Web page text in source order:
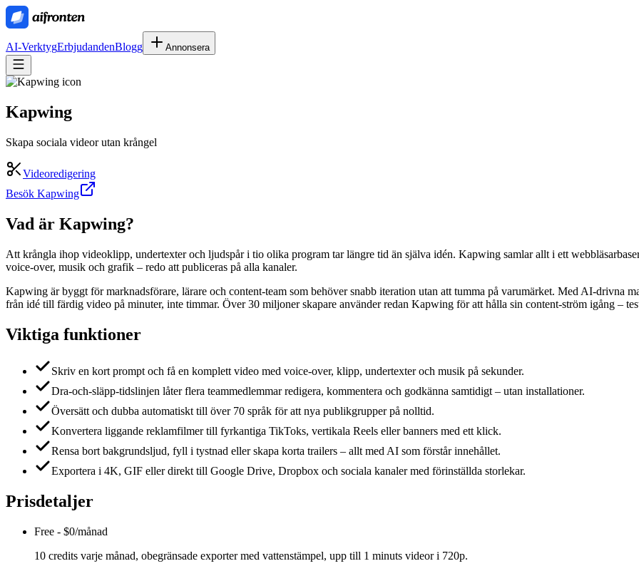
AI-VerktygErbjudandenBlogg Annonsera
Kapwing
Skapa sociala videor utan krångel
Videoredigering
Besök Kapwing
Vad är Kapwing?
Att krångla ihop videoklipp, undertexter och ljudspår i tio olika program tar längre tid än själva idén. Kapwing samlar allt i ett
voice-over, musik och grafik – redo att publiceras på alla kanaler.
Kapwing är byggt för marknadsförare, lärare och content-team som behöver snabb iteration utan att tumma på varumärket. Med AI-drivna
från idé till färdig video på minuter, inte timmar. Över 30 miljoner skapare använder redan Kapwing för att hålla sin content-ström igång –
Viktiga funktioner
Skriv en kort prompt och få en komplett video med voice-over, klipp, undertexter och musik på sekunder.
Dra-och-släpp-tidslinjen låter flera teammedlemmar redigera, kommentera och godkänna samtidigt – utan installationer.
Översätt och dubba automatiskt till över 70 språk för att nya publikgrupper på nolltid.
Konvertera liggande reklamfilmer till fyrkantiga TikToks, vertikala Reels eller banners med ett klick.
Rensa bort bakgrundsljud, fyll i tystnad eller skapa korta trailers – allt med AI som förstår innehållet.
Exportera i 4K, GIF eller direkt till Google Drive, Dropbox och sociala kanaler med förinställda storlekar.
Prisdetaljer
Free - $0/månad
10 credits varje månad, obegränsade exporter med vattenstämpel, upp till 1 minuts videor i 720p.